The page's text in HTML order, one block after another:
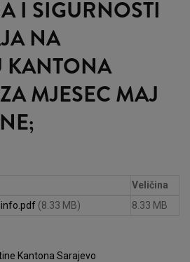
I SIGURNOSTI
NA
KANTONA
MJESEC MAJ
Veličina
(8.33 MB) 8.33 MB
Kantona Sarajevo